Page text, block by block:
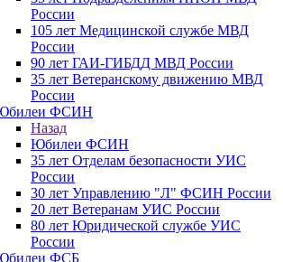
России
105 лет Медицинской службе МВД
России
90 лет ГАИ-ГИБДД МВД России
35 лет Ветеранскому движению МВД
России
ФСИН
Назад
Юбилеи ФСИН
35 лет Отделам безопасности УИС
России
30 лет Управлению "Л" ФСИН России
20 лет Ветеранам УИС России
80 лет Юридической службе УИС
России
ФСБ